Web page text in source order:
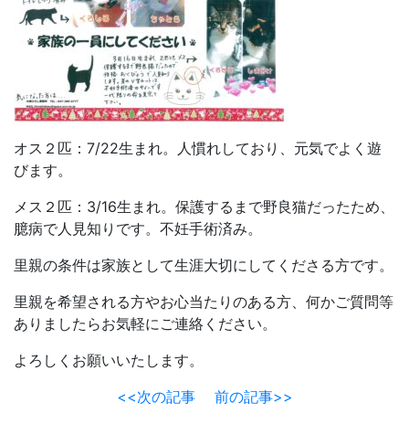
オス２匹：7/22生まれ。人慣れしており、元気でよく遊
びます。
メス２匹：3/16生まれ。保護するまで野良猫だったため、
臆病で人見知りです。不妊手術済み。
里親の条件は家族として生涯大切にしてくださる方です。
里親を希望される方やお心当たりのある方、何かご質問等
ありましたらお気軽にご連絡ください。
よろしくお願いいたします。
<<次の記事
前の記事>>